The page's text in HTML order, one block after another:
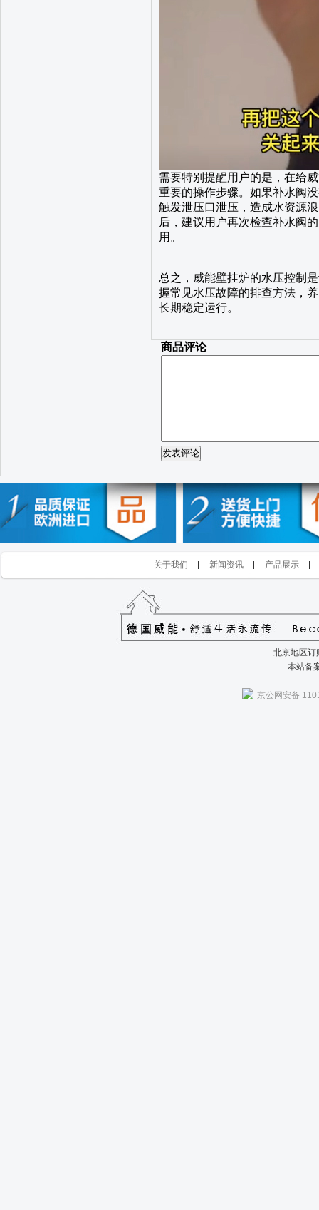
需要特别提醒用户的是，在给
重要的操作步骤。如果补水阀
触发泄压口泄压，造成水资源
后，建议用户再次检查补水阀
用。
总之，威能壁挂炉的水压控制
握常见水压故障的排查方法，
长期稳定运行。
商品评论
发表评论
关于我们 新闻资讯 产品展示
北京地区
本站备
京公网安备